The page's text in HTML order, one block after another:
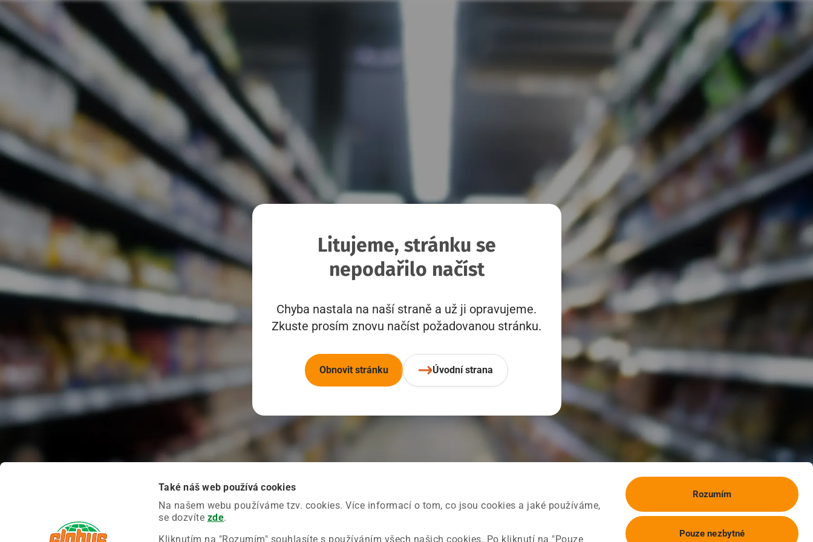
Také náš web používá cookies
Na našem webu používáme tzv. cookies. Více informací o tom, co jsou cookies a jaké používáme,
se dozvíte zde.
Kliknutím na "Rozumím" souhlasíte s používáním všech našich cookies. Po kliknutí na "Pouze
Rozumím
Pouze nezbytné
Litujeme, stránku se
nepodařilo načíst
Chyba nastala na naší straně a už ji opravujeme.
Zkuste prosím znovu načíst požadovanou stránku.
Obnovit stránku Úvodní strana